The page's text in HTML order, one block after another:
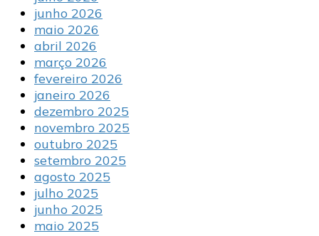
junho 2026
maio 2026
abril 2026
março 2026
fevereiro 2026
janeiro 2026
dezembro 2025
novembro 2025
outubro 2025
setembro 2025
agosto 2025
julho 2025
junho 2025
maio 2025